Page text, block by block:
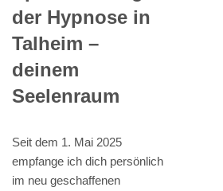
der Hypnose in
Talheim –
deinem
Seelenraum
Seit dem 1. Mai 2025
empfange ich dich persönlich
im neu geschaffenen